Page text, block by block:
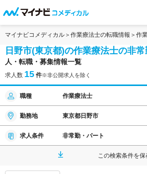
マイナビコメディカル 作業療法士の転職情報 作
日野市(東京都)の作業療法士の非常
人・転職・募集情報一覧
求人数 15 件※非公開求人を除く
職種 作業療法士
勤務地 東京都日野市
求人条件 非常勤・パート
この検索条件を保